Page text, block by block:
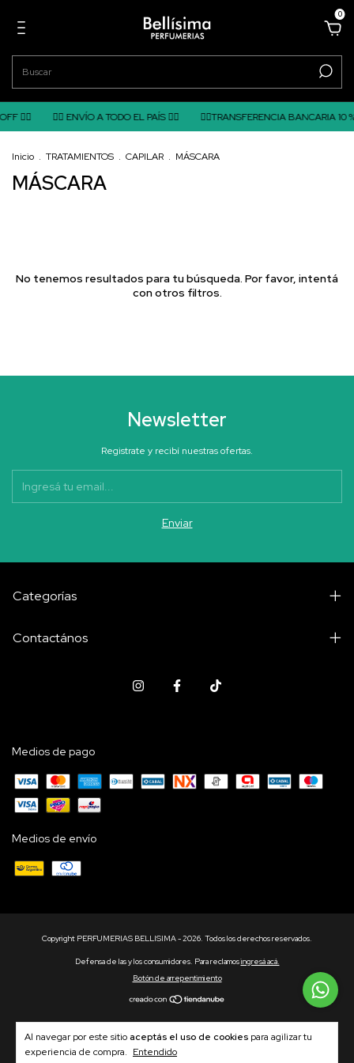
0
❤️‍🔥 ❤️‍🔥 ENVÍO A TODO EL PAÍS ❤️‍🔥 ❤️‍🔥TRANSFERENCIA BANCARIA 10
Al navegar por este sitio aceptás el uso de cookies para agilizar tu
experiencia de compra. Entendido
Inicio . TRATAMIENTOS . CAPILAR . MÁSCARA
MÁSCARA
No tenemos resultados para tu búsqueda. Por favor, intentá
con otros filtros.
Newsletter
Registrate y recibí nuestras ofertas.
Categorías
Contactános
Medios de pago
Medios de envío
Copyright PERFUMERIAS BELLISIMA - 2026. Todos los derechos reservados.
Defensa de las y los consumidores. Para reclamosingresá acá.
Botón de arrepentimiento